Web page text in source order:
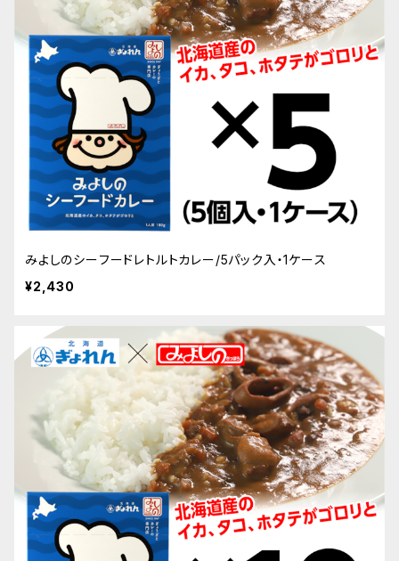
みよしのシーフードレトルトカレー/5パック入・1ケース
¥2,430